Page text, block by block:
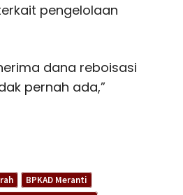
pengelolaan
dana reboisasi
pernah ada,”
BPKAD Meranti